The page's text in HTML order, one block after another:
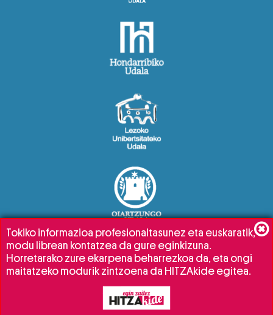
Tokiko informazioa profesionaltasunez eta euskaratik,
modu librean kontatzea da gure eginkizuna.
Horretarako zure ekarpena beharrezkoa da, eta ongi
maitatzeko modurik zintzoena da HITZAkide egitea.